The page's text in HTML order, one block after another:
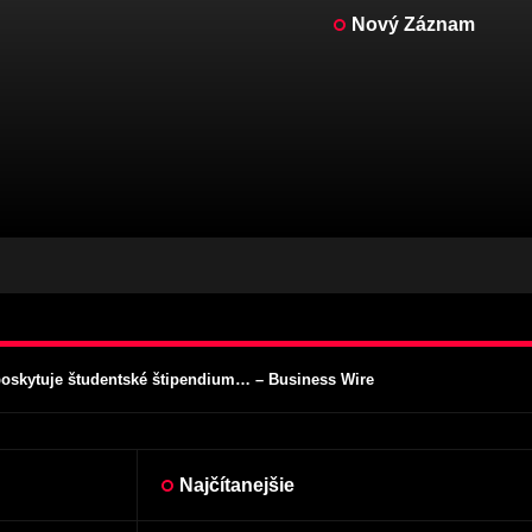
Nový Záznam
špecializované odbory, ako napríklad reštaurovanie klasických
prémiová cena – WIRED
rok 2023 – Hagerty UK
špecializované odbory, ako napríklad reštaurovanie klasických
rok 2023 – Hagerty UK Najčítanejšie